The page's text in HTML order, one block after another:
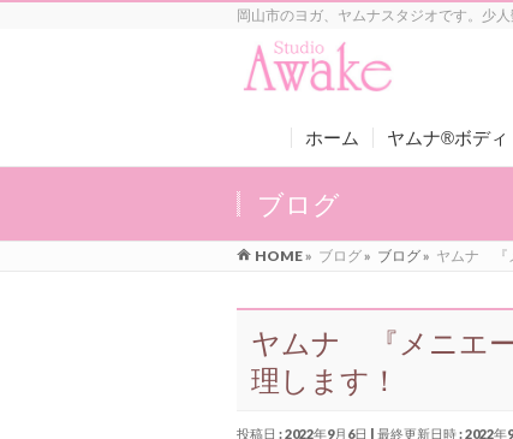
岡山市のヨガ、ヤムナスタジオです。少
ホーム ヤムナ®ボディ
ブログ
HOME» ブログ» ブログ» ヤムナ 『
ヤムナ 『メニエー
理します！
投稿日 : 2022年9月6日 最終更新日時 : 2022年